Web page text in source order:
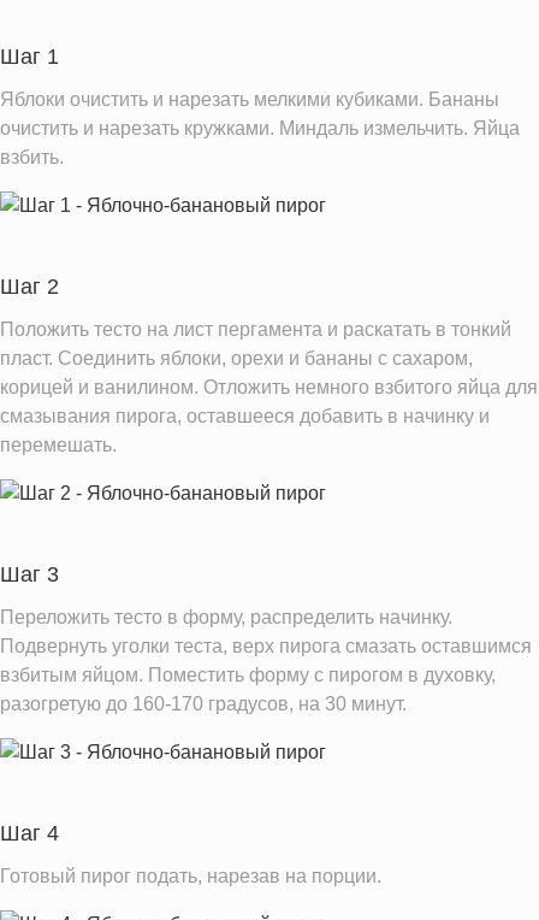
Пищевые волокна
Сахар
Холестерин
60.5 мг
Вода
Натрий
118.1 мг
Кальций
Железо
Калий
414.0 мг
Фолиевая кислота
31.3 мкг
Информация для одной порции
Шаг 1
Яблоки очистить и нарезать мелкими кубиками. Бананы
очистить и нарезать кружками. Миндаль измельчить. Яйца
взбить.
Шаг 2
Положить тесто на лист пергамента и раскатать в тонкий
пласт. Соединить яблоки, орехи и бананы с сахаром,
корицей и ванилином. Отложить немного взбитого яйца для
смазывания пирога, оставшееся добавить в начинку и
перемешать.
Шаг 3
Переложить тесто в форму, распределить начинку.
Подвернуть уголки теста, верх пирога смазать оставшимся
взбитым яйцом. Поместить форму с пирогом в духовку,
разогретую до 160-170 градусов, на 30 минут.
Шаг 4
Готовый пирог подать, нарезав на порции.